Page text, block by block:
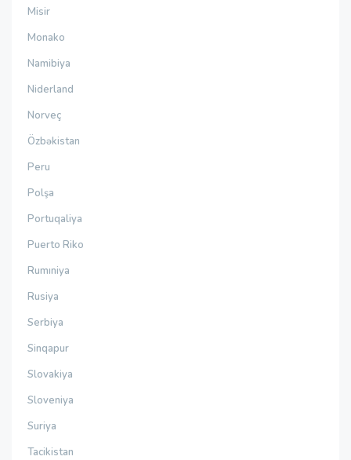
Misir
Monako
Namibiya
Niderland
Norveç
Özbəkistan
Peru
Polşa
Portuqaliya
Puerto Riko
Rumıniya
Rusiya
Serbiya
Sinqapur
Slovakiya
Sloveniya
Suriya
Tacikistan